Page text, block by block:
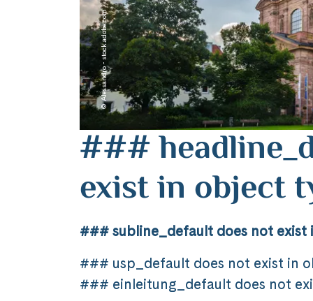
© Alessandro - stock.adobe.com
###
exist in object
### subline_default does not
### usp_default does not exist in
### einleitung_default does not